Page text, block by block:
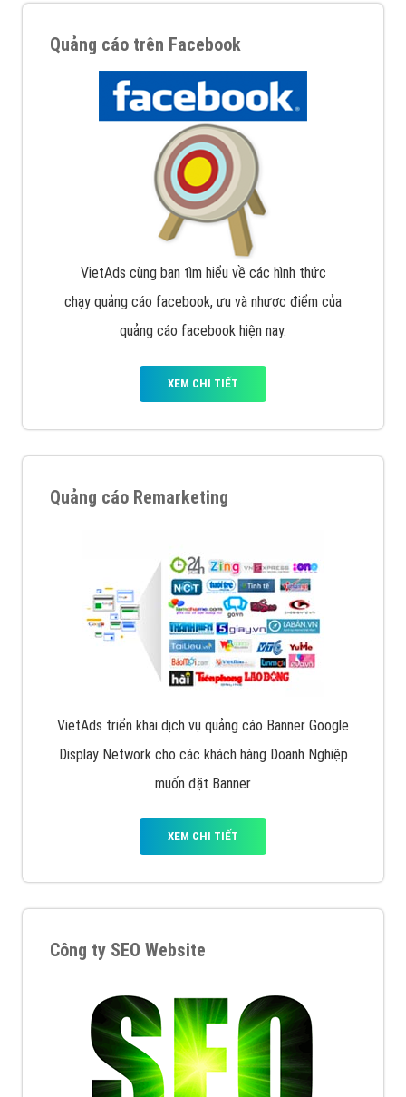
Quảng cáo trên Facebook
VietAds cùng bạn tìm hiểu về các hình thức
chạy quảng cáo facebook, ưu và nhược điểm của
quảng cáo facebook hiện nay.
XEM CHI TIẾT
Quảng cáo Remarketing
VietAds triển khai dịch vụ quảng cáo Banner Google
Display Network cho các khách hàng Doanh Nghiệp
muốn đặt Banner
XEM CHI TIẾT
Công ty SEO Website